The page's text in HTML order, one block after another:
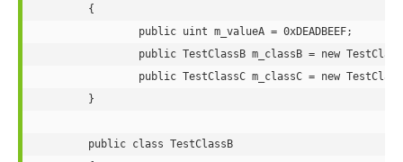
public uint m_valueA = 0xDEADBEEF;
public TestClassB m_classB = new
public TestClassC m_classC = new
public class TestClassB